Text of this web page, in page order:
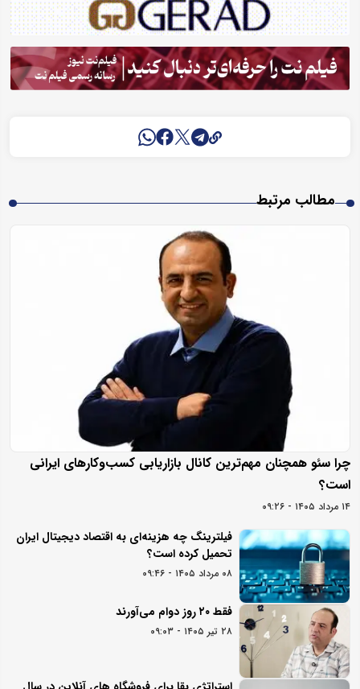
مطالب مرتبط
چرا سئو همچنان مهم‌ترین کانال بازاریابی کسب‌وکارهای ایرانی
است؟
۱۴ مرداد ۱۴۰۵ - ۰۹:۲۶
فیلترینگ چه هزینه‌ای به اقتصاد دیجیتال ایران
تحمیل کرده است؟
۰۸ مرداد ۱۴۰۵ - ۰۹:۴۶
فقط ۲۰ روز دوام می‌آورند
۲۸ تیر ۱۴۰۵ - ۰۹:۰۳